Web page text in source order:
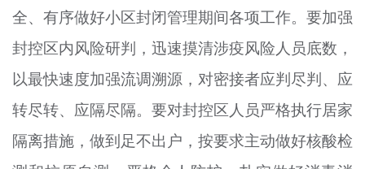
全、有序做好小区封闭管理期间各项工作。要加强
封控区内风险研判，迅速摸清涉疫风险人员底数，
以最快速度加强流调溯源，对密接者应判尽判、应
转尽转、应隔尽隔。要对封控区人员严格执行居家
隔离措施，做到足不出户，按要求主动做好核酸检